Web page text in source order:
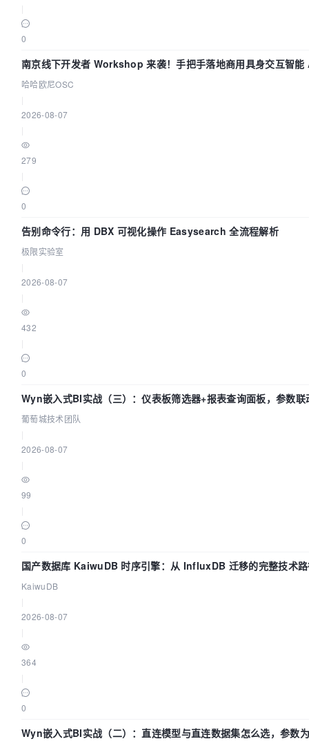
0
南京线下开发者 Workshop 来袭！手把手落地商用具身交互智
哈哈欧尼OSC
2026-08-07
279
0
告别命令行：用 DBX 可视化操作 Easysearch 全流程解析
极限实验室
2026-08-07
432
0
Wyn嵌入式BI实战（三）：仪表板筛选器+报表查询面板，参数联
葡萄城技术团队
2026-08-07
99
0
国产数据库 KaiwuDB 时序引擎：从 InfluxDB 迁移的完整技术
KaiwuDB
2026-08-07
364
0
Wyn嵌入式BI实战（二）：直连模型与直连数据集怎么选，参数